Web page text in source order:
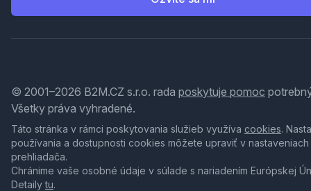
© 2001–2026 B2M.CZ s.r.o. rada poskytuje pomoc
Všetky práva vyhradené.
Táto stránka v rámci poskytovania služieb využíva cookies.
používania a dostupnosti cookies môžete upraviť v nastaveniach
prehliadača.
Chránime vaše osobné údaje v súlade s nariadením Európskej
Detailytu.